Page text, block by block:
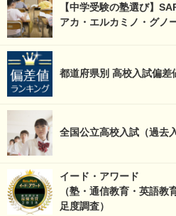
【中学受験の塾選び】
アカ・エルカミノ・グノ
都道府県別 高校入試偏差
全国公立高校入試（過去
イード・アワード
（塾・通信教育・英語
足度調査）